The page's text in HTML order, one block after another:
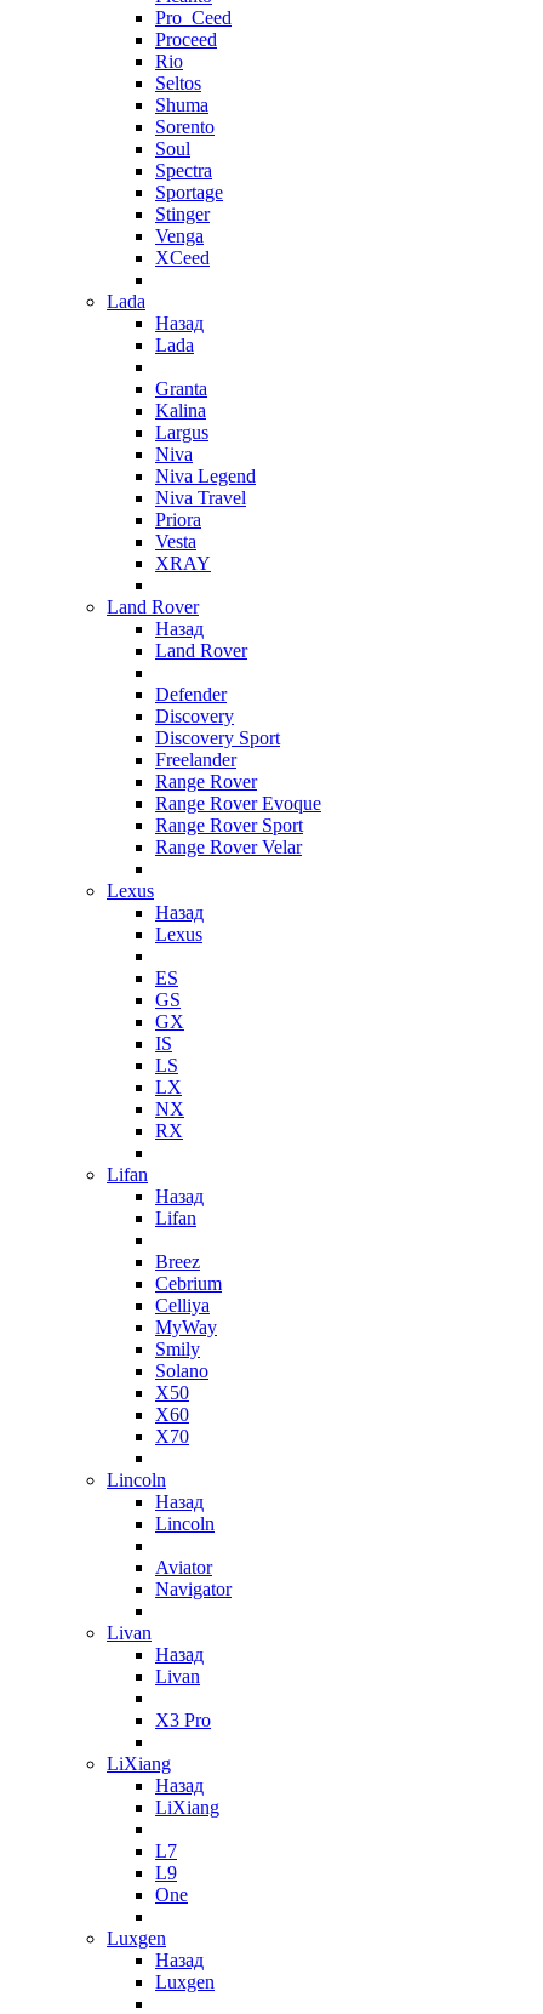
Pro_Ceed
Proceed
Rio
Seltos
Shuma
Sorento
Soul
Spectra
Sportage
Stinger
Venga
XCeed
Lada
Назад
Lada
Granta
Kalina
Largus
Niva
Niva Legend
Niva Travel
Priora
Vesta
XRAY
Land Rover
Назад
Land Rover
Defender
Discovery
Discovery Sport
Freelander
Range Rover
Range Rover Evoque
Range Rover Sport
Range Rover Velar
Lexus
Назад
Lexus
ES
GS
GX
IS
LS
LX
NX
RX
Lifan
Назад
Lifan
Breez
Cebrium
Celliya
MyWay
Smily
Solano
X50
X60
X70
Lincoln
Назад
Lincoln
Aviator
Navigator
Livan
Назад
Livan
X3 Pro
LiXiang
Назад
LiXiang
L7
L9
One
Luxgen
Назад
Luxgen